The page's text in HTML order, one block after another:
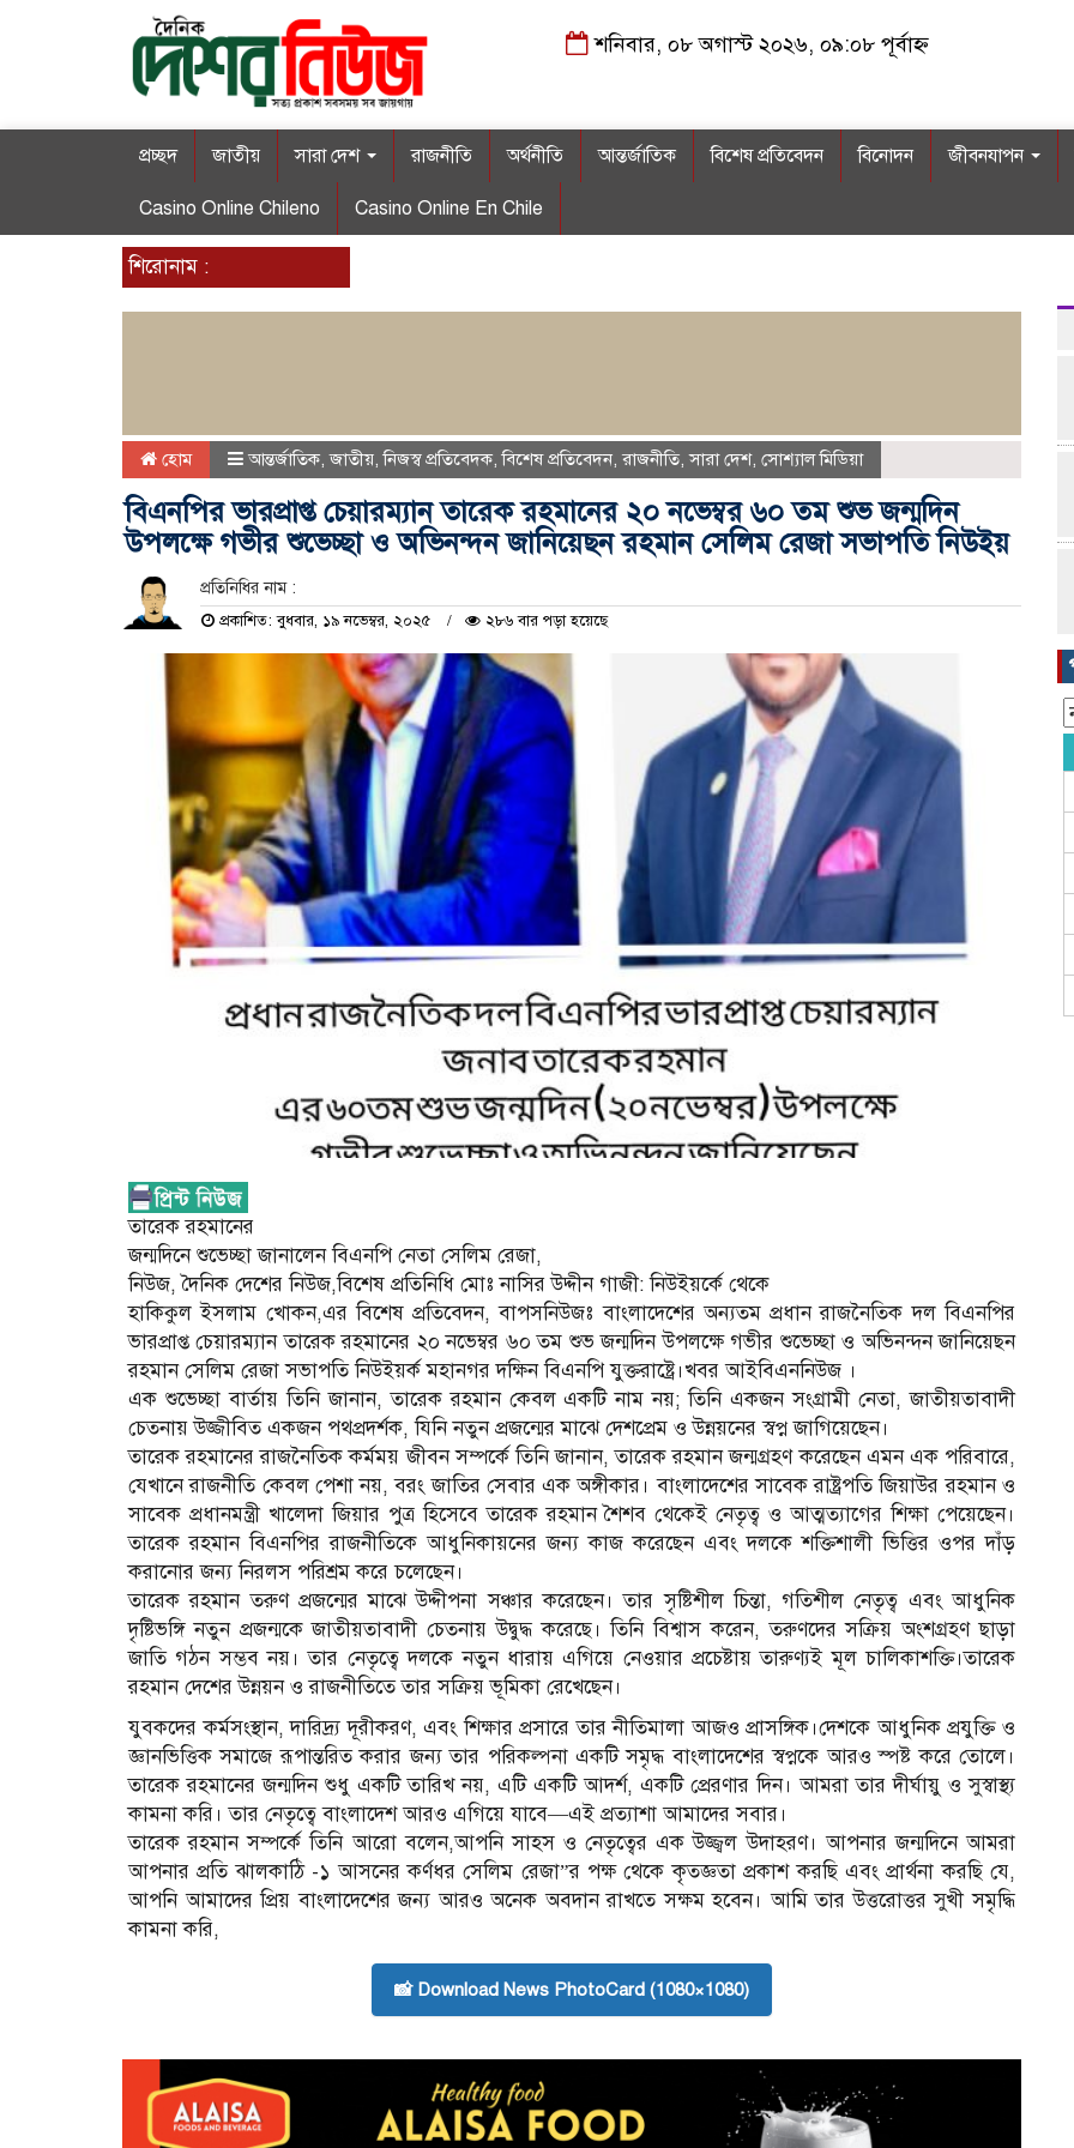
শনিবার, ০৮ অগাস্ট ২০২৬, ০৯:০৮ পূর্বাহ্ন
প্রচ্ছদ জাতীয় সারা দেশ রাজনীতি অর্থনীতি আন্তর্জাতিক বিশেষ প্রতিবেদন বিনোদন জীবনযাপন
Casino Online Chileno Casino Online En Chile
শিরোনাম :
হোম আন্তর্জাতিক,জাতীয়,নিজস্ব প্রতিবেদক,বিশেষ প্রতিবেদন, রাজনীতি,সারা দেশ, সোশ্যাল মিডিয়া
বিএনপির ভারপ্রাপ্ত চেয়ারম্যান তারেক রহমানের ২০ নভেম্বর ৬০ তম শুভ জন্মদিন
উপলক্ষে গভীর শুভেচ্ছা ও অভিনন্দন জানিয়েছন রহমান সেলিম রেজা সভাপতি নিউইয়
প্রতিনিধির নাম :
প্রকাশিত: বুধবার, ১৯ নভেম্বর, ২০২৫ ২৮৬ বার পড়া হয়েছে
তারেক রহমানের
জন্মদিনে শুভেচ্ছা জানালেন বিএনপি নেতা সেলিম রেজা,
নিউজ, দৈনিক দেশের নিউজ,বিশেষ প্রতিনিধি মোঃ নাসির উদ্দীন গাজী: নিউইয়র্কে থেকে
হাকিকুল ইসলাম খোকন,এর বিশেষ প্রতিবেদন, বাপসনিউজঃ বাংলাদেশের অন্যতম প্রধান রাজনৈতিক দল বিএনপির
ভারপ্রাপ্ত চেয়ারম্যান তারেক রহমানের ২০ নভেম্বর ৬০ তম শুভ জন্মদিন উপলক্ষে গভীর শুভেচ্ছা ও অভিনন্দন জানিয়েছন
রহমান সেলিম রেজা সভাপতি নিউইয়র্ক মহানগর দক্ষিন বিএনপি যুক্তরাষ্ট্রে।খবর আইবিএননিউজ ।
এক শুভেচ্ছা বার্তায় তিনি জানান, তারেক রহমান কেবল একটি নাম নয়; তিনি একজন সংগ্রামী নেতা, জাতীয়তাবাদী
চেতনায় উজ্জীবিত একজন পথপ্রদর্শক, যিনি নতুন প্রজন্মের মাঝে দেশপ্রেম ও উন্নয়নের স্বপ্ন জাগিয়েছেন।
তারেক রহমানের রাজনৈতিক কর্মময় জীবন সম্পর্কে তিনি জানান, তারেক রহমান জন্মগ্রহণ করেছেন এমন এক পরিবারে,
যেখানে রাজনীতি কেবল পেশা নয়, বরং জাতির সেবার এক অঙ্গীকার। বাংলাদেশের সাবেক রাষ্ট্রপতি জিয়াউর রহমান ও
সাবেক প্রধানমন্ত্রী খালেদা জিয়ার পুত্র হিসেবে তারেক রহমান শৈশব থেকেই নেতৃত্ব ও আত্মত্যাগের শিক্ষা পেয়েছেন।
তারেক রহমান বিএনপির রাজনীতিকে আধুনিকায়নের জন্য কাজ করেছেন এবং দলকে শক্তিশালী ভিত্তির ওপর দাঁড়
করানোর জন্য নিরলস পরিশ্রম করে চলেছেন।
তারেক রহমান তরুণ প্রজন্মের মাঝে উদ্দীপনা সঞ্চার করেছেন। তার সৃষ্টিশীল চিন্তা, গতিশীল নেতৃত্ব এবং আধুনিক
দৃষ্টিভঙ্গি নতুন প্রজন্মকে জাতীয়তাবাদী চেতনায় উদ্বুদ্ধ করেছে। তিনি বিশ্বাস করেন, তরুণদের সক্রিয় অংশগ্রহণ ছাড়া
জাতি গঠন সম্ভব নয়। তার নেতৃত্বে দলকে নতুন ধারায় এগিয়ে নেওয়ার প্রচেষ্টায় তারুণ্যই মূল চালিকাশক্তি।তারেক
রহমান দেশের উন্নয়ন ও রাজনীতিতে তার সক্রিয় ভূমিকা রেখেছেন।
যুবকদের কর্মসংস্থান, দারিদ্র্য দূরীকরণ, এবং শিক্ষার প্রসারে তার নীতিমালা আজও প্রাসঙ্গিক।দেশকে আধুনিক প্রযুক্তি ও
জ্ঞানভিত্তিক সমাজে রূপান্তরিত করার জন্য তার পরিকল্পনা একটি সমৃদ্ধ বাংলাদেশের স্বপ্নকে আরও স্পষ্ট করে তোলে।
তারেক রহমানের জন্মদিন শুধু একটি তারিখ নয়, এটি একটি আদর্শ, একটি প্রেরণার দিন। আমরা তার দীর্ঘায়ু ও সুস্বাস্থ্য
কামনা করি। তার নেতৃত্বে বাংলাদেশ আরও এগিয়ে যাবে—এই প্রত্যাশা আমাদের সবার।
তারেক রহমান সম্পর্কে তিনি আরো বলেন,আপনি সাহস ও নেতৃত্বের এক উজ্জ্বল উদাহরণ। আপনার জন্মদিনে আমরা
আপনার প্রতি ঝালকাঠি -১ আসনের কর্ণধর সেলিম রেজা”র পক্ষ থেকে কৃতজ্ঞতা প্রকাশ করছি এবং প্রার্থনা করছি যে,
আপনি আমাদের প্রিয় বাংলাদেশের জন্য আরও অনেক অবদান রাখতে সক্ষম হবেন। আমি তার উত্তরোত্তর সুখী সমৃদ্ধি
কামনা করি,
📸 Download News PhotoCard (1080×1080)